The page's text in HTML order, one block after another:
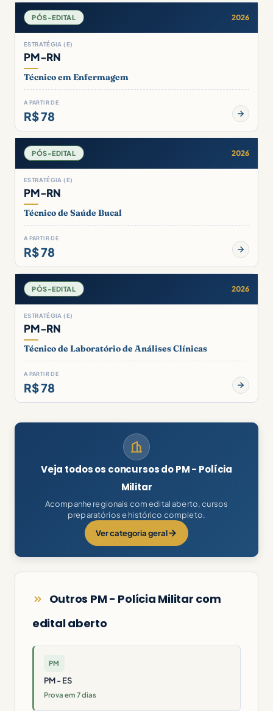
PÓS-EDITAL 2026
ESTRATÉGIA (E)
PM-RN
Técnico em Enfermagem
A PARTIR DE
R$ 78
PÓS-EDITAL 2026
ESTRATÉGIA (E)
PM-RN
Técnico de Saúde Bucal
A PARTIR DE
R$ 78
PÓS-EDITAL 2026
ESTRATÉGIA (E)
PM-RN
Técnico de Laboratório de Análises Clínicas
A PARTIR DE
R$ 78
Veja todos os concursos do PM - Polícia
Militar
Acompanhe regionais com edital aberto, cursos
preparatórios e histórico completo.
Ver categoria geral
Outros PM - Polícia Militar com
edital aberto
PM
PM - ES
Prova em 7 dias